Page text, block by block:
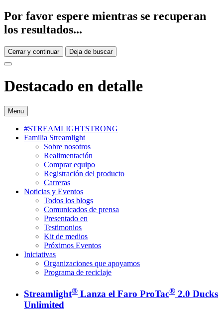
Por favor espere mientras se recuperan
los resultados...
Cerrar y continuar Deja de buscar
Destacado en detalle
Menu
#STREAMLIGHTSTRONG
Familia Streamlight
Sobre nosotros
Realimentación
Comprar equipo
Registración del producto
Carreras
Noticias y Eventos
Todos los blogs
Comunicados de prensa
Presentado en
Testimonios
Kit de medios
Próximos Eventos
Iniciativas
Organizaciones que apoyamos
Programa de reciclaje
Streamlight® Lanza el Faro ProTac® 2.0 Ducks
Unlimited